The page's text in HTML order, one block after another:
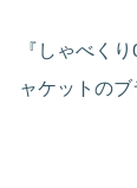
『しゃべく
ャケットの